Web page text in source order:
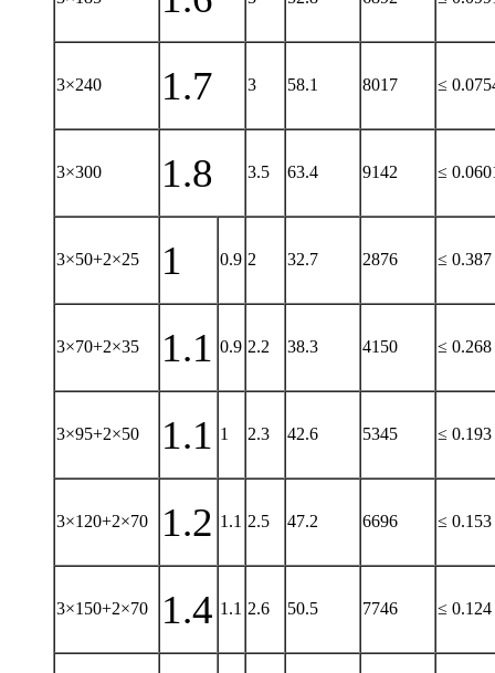
3×240 1.7 3 58.1 8017 ≤
3×300 1.8 3.5 63.4 9142 ≤
3×50+2×25 1 0.9 2 32.7 2876 ≤ 0.387
3×70+2×35 1.1 0.9 2.2 38.3 4150 ≤ 0.268
3×95+2×50 1.1 1 2.3 42.6 5345 ≤ 0.193
3×120+2×70 1.2 1.1 2.5 47.2 6696 ≤ 0.153
3×150+2×70 1.4 1.1 2.6 50.5 7746 ≤ 0.124